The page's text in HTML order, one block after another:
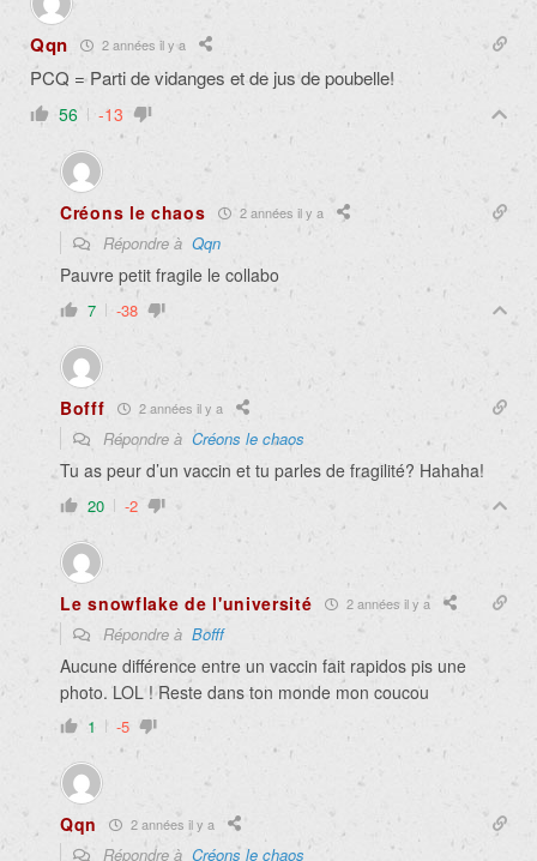
Qqn 2 années il y a
PCQ = Parti de vidanges et de jus de poubelle!
56 -13
Créons le chaos 2 années il y a
Répondre à Qqn
Pauvre petit fragile le collabo
7 -38
Bofff 2 années il y a
Répondre à Créons le chaos
Tu as peur d’un vaccin et tu parles de fragilité? Hahaha!
20 -2
Le snowflake de l'université 2 années il y a
Répondre à Bofff
Aucune différence entre un vaccin fait rapidos pis une
photo. LOL ! Reste dans ton monde mon coucou
1 -5
Qqn 2 années il y a
Répondre à Créons le chaos